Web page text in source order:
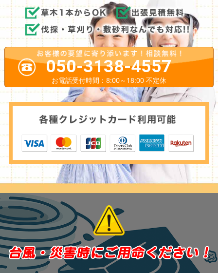
050-3138-4557
お電話受付時間：8:00～18:00 不定休